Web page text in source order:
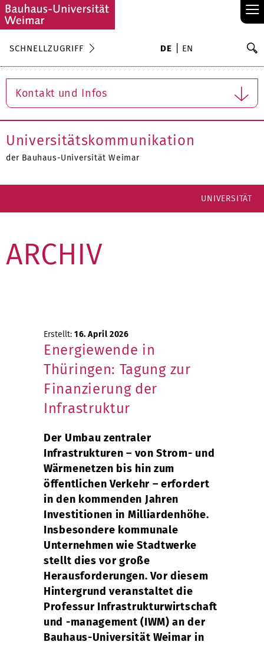
≡
SCHNELLZUGRIFF DE EN
Kontakt und Infos
Universitätskommunikation
der Bauhaus-Universität Weimar
UNIVERSITÄT
ARCHIV
Erstellt: 16. April 2026
Energiewende in
Thüringen: Tagung zur
Finanzierung der
Infrastruktur
Der Umbau zentraler
Infrastrukturen – von Strom- und
Wärmenetzen bis hin zum
öffentlichen Verkehr – erfordert
in den kommenden Jahren
Investitionen in Milliardenhöhe.
Insbesondere kommunale
Unternehmen wie Stadtwerke
stellt dies vor große
Herausforderungen. Vor diesem
Hintergrund veranstaltet die
Professur Infrastrukturwirtschaft
und -management (IWM) an der
Bauhaus-Universität Weimar in